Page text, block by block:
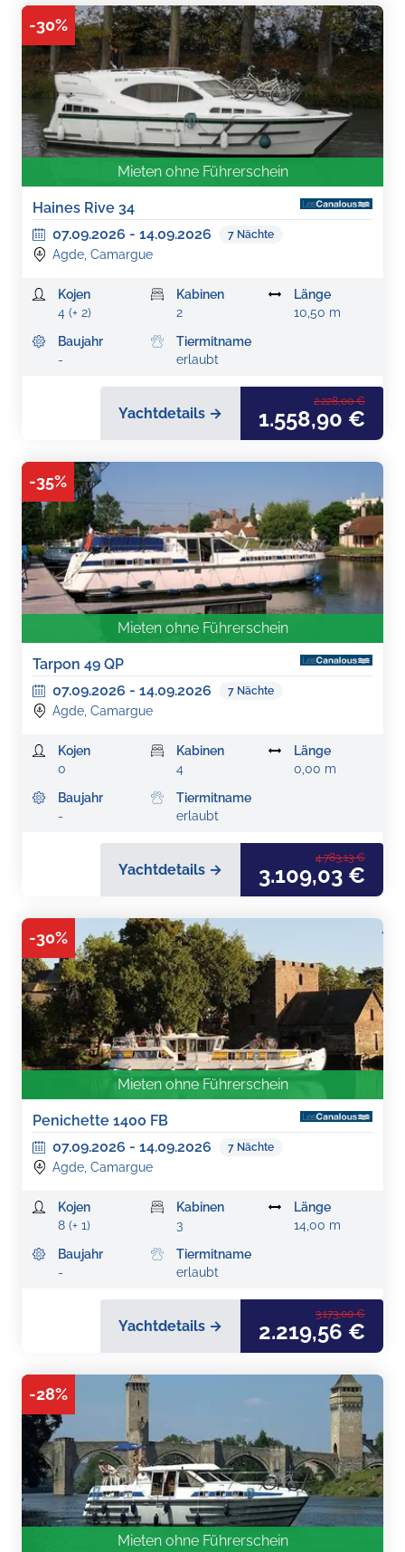
-30%
Mieten ohne Führerschein
Haines Rive 34
07.09.2026 - 14.09.2026 7 Nächte
Agde, Camargue
Kojen
4 (+ 2)
Kabinen
2
Länge
10,50 m
Baujahr
-
Tiermitname
erlaubt
Yachtdetails →
2.228,00 €
1.558,90 €
-35%
Mieten ohne Führerschein
Tarpon 49 QP
07.09.2026 - 14.09.2026 7 Nächte
Agde, Camargue
Kojen
0
Kabinen
4
Länge
0,00 m
Baujahr
-
Tiermitname
erlaubt
Yachtdetails →
4.783,13 €
3.109,03 €
-30%
Mieten ohne Führerschein
Penichette 1400 FB
07.09.2026 - 14.09.2026 7 Nächte
Agde, Camargue
Kojen
8 (+ 1)
Kabinen
3
Länge
14,00 m
Baujahr
-
Tiermitname
erlaubt
Yachtdetails →
3.173,00 €
2.219,56 €
-28%
Mieten ohne Führerschein